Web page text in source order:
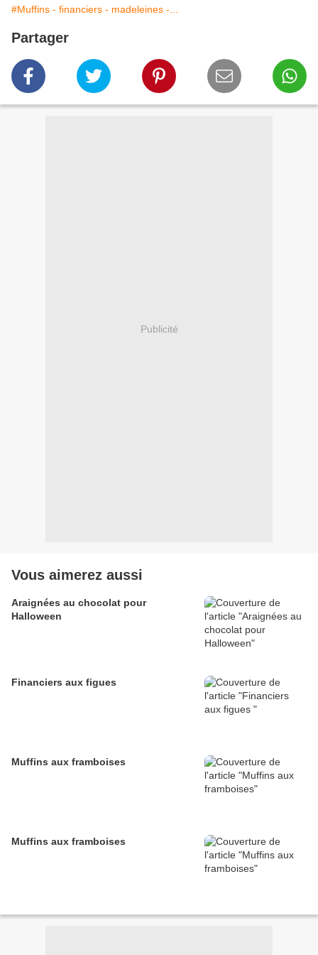
#Muffins - financiers - madeleines -...
Partager
Publicité
Vous aimerez aussi
Araignées au chocolat pour
Halloween
Financiers aux figues
Muffins aux framboises
Muffins aux framboises